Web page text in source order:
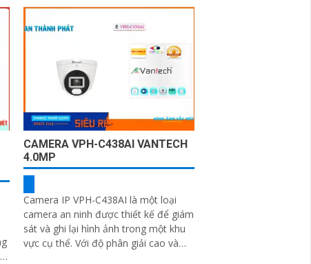
hơn...
CAMERA VPH-C438AI VANTECH
4.0MP
Camera IP VPH-C438AI là một loại
camera an ninh được thiết kế để giám
sát và ghi lại hình ảnh trong một khu
vực cụ thể. Với độ phân giải cao và